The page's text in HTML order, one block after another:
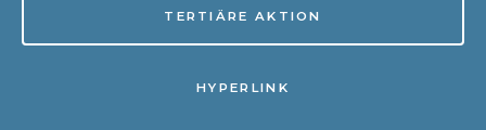
TERTIÄRE AKTION
HYPERLINK